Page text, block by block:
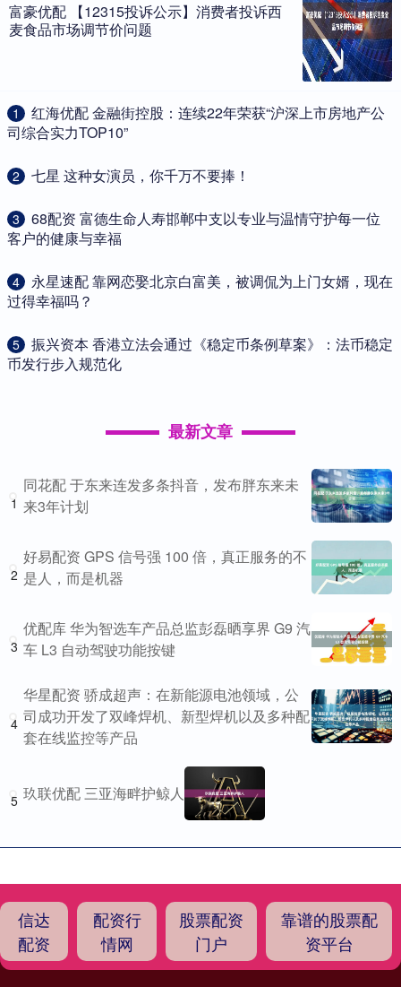
富豪优配 【12315投诉公示】消费者投诉西
麦食品市场调节价问题
1
​红海优配 金融街控股：连续22年荣获“沪深上市房地产公
司综合实力TOP10”
2 ​七星 这种女演员，你千万不要捧！
3
​68配资 富德生命人寿邯郸中支以专业与温情守护每一位
客户的健康与幸福
4
​永星速配 靠网恋娶北京白富美，被调侃为上门女婿，现在
过得幸福吗？
5
​振兴资本 香港立法会通过《稳定币条例草案》：法币稳定
币发行步入规范化
最新文章
1
同花配 于东来连发多条抖音，发布胖东来未
来3年计划
2
好易配资 GPS 信号强 100 倍，真正服务的不
是人，而是机器
3
优配库 华为智选车产品总监彭磊晒享界 G9 汽
车 L3 自动驾驶功能按键
4
华星配资 骄成超声：在新能源电池领域，公
司成功开发了双峰焊机、新型焊机以及多种配
套在线监控等产品
5 玖联优配 三亚海畔护鲸人
信达
配资
配资行
情网
股票配资
门户
靠谱的股票配
资平台